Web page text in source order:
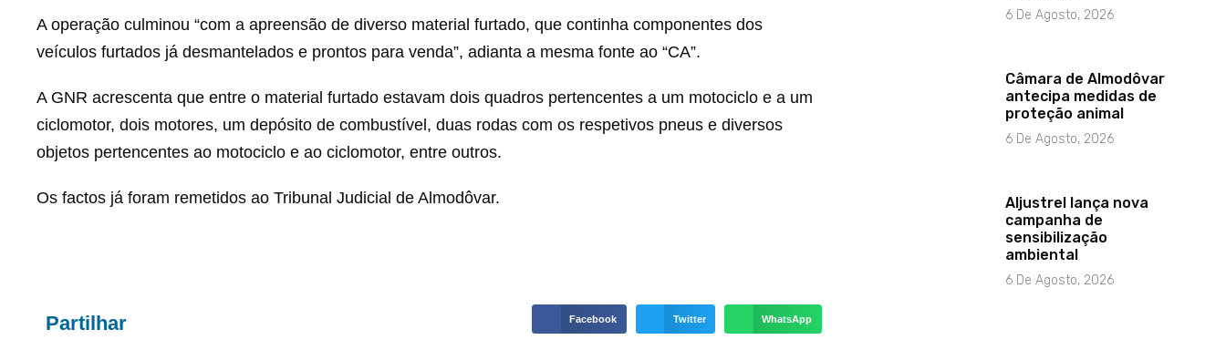
A operação culminou “com a apreensão de diverso material furtado, que continha componentes dos
veículos furtados já desmantelados e prontos para venda”, adianta a mesma fonte ao “CA”.
A GNR acrescenta que entre o material furtado estavam dois quadros pertencentes a um motociclo e a um
ciclomotor, dois motores, um depósito de combustível, duas rodas com os respetivos pneus e diversos
objetos pertencentes ao motociclo e ao ciclomotor, entre outros.
Os factos já foram remetidos ao Tribunal Judicial de Almodôvar.
Partilhar Facebook Twitter WhatsApp
6 De Agosto, 2026
Câmara de Almodôvar
antecipa medidas de
proteção animal
6 De Agosto, 2026
Aljustrel lança nova
campanha de
sensibilização
ambiental
6 De Agosto, 2026